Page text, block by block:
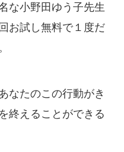
な小野田ゆう子先生
お試し無料で１度だ
なたのこの行動がき
終えることができる